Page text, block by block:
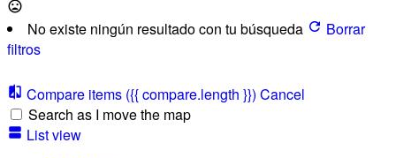
No existe ningún resultado con tu búsqueda
Borrar
filtros
Compare items ({{ compare.length }}) Cancel
Search as I move the map
List view